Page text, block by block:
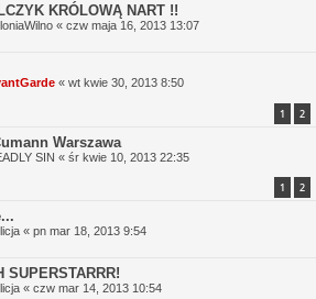
KRÓLOWĄ NART !!
« czw maja 16, 2013 13:07
« wt kwie 30, 2013 8:50
1 2
Warszawa
SIN « śr kwie 10, 2013 22:35
1 2
« pn mar 18, 2013 9:54
SUPERSTARRR!
« czw mar 14, 2013 10:54